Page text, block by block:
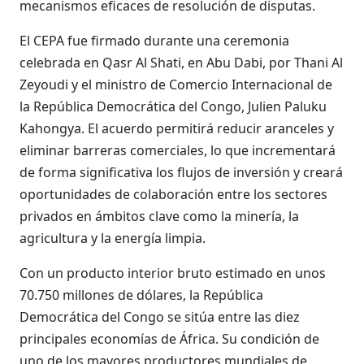
mecanismos eficaces de resolución de disputas.
El CEPA fue firmado durante una ceremonia
celebrada en Qasr Al Shati, en Abu Dabi, por Thani Al
Zeyoudi y el ministro de Comercio Internacional de
la República Democrática del Congo, Julien Paluku
Kahongya. El acuerdo permitirá reducir aranceles y
eliminar barreras comerciales, lo que incrementará
de forma significativa los flujos de inversión y creará
oportunidades de colaboración entre los sectores
privados en ámbitos clave como la minería, la
agricultura y la energía limpia.
Con un producto interior bruto estimado en unos
70.750 millones de dólares, la República
Democrática del Congo se sitúa entre las diez
principales economías de África. Su condición de